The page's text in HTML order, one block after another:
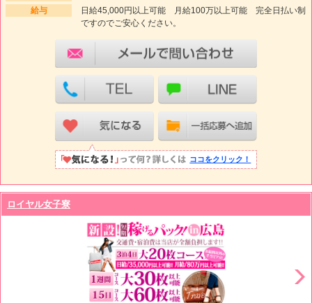
給与
日給45,000円以上可能 月給100万以上可能 完全日払い制
ですのでご安心ください。
ココをクリック！
ロイヤル女子寮